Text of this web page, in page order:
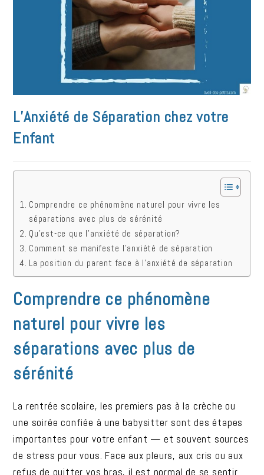
L’Anxiété de Séparation chez votre
Enfant
Comprendre ce phénomène naturel pour vivre les
séparations avec plus de sérénité
Qu’est-ce que l’anxiété de séparation?
Comment se manifeste l’anxiété de séparation
La position du parent face à l’anxiété de séparation
Comprendre ce phénomène
naturel pour vivre les
séparations avec plus de
sérénité
La rentrée scolaire, les premiers pas à la crèche ou
une soirée confiée à une babysitter sont des étapes
importantes pour votre enfant — et souvent sources
de stress pour vous. Face aux pleurs, aux cris ou aux
refus de quitter vos bras, il est normal de se sentir